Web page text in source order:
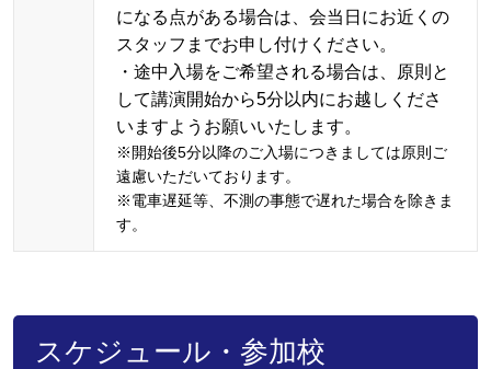
になる点がある場合は、会当日にお近くの
スタッフまでお申し付けください。
・途中入場をご希望される場合は、原則と
して講演開始から5分以内にお越しくださ
いますようお願いいたします。
※開始後5分以降のご入場につきましては原則ご
遠慮いただいております。
※電車遅延等、不測の事態で遅れた場合を除きま
す。
スケジュール・参加校